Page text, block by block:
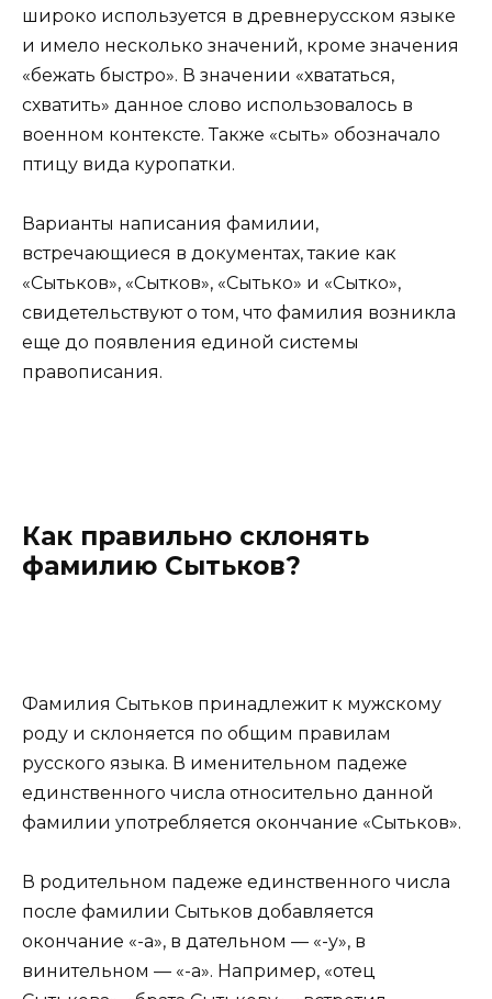
широко используется в древнерусском языке
и имело несколько значений, кроме значения
«бежать быстро». В значении «хвататься,
схватить» данное слово использовалось в
военном контексте. Также «сыть» обозначало
птицу вида куропатки.
Варианты написания фамилии,
встречающиеся в документах, такие как
«Сытьков», «Сытков», «Сытько» и «Сытко»,
свидетельствуют о том, что фамилия возникла
еще до появления единой системы
правописания.
Как правильно склонять
фамилию Сытьков?
Фамилия Сытьков принадлежит к мужскому
роду и склоняется по общим правилам
русского языка. В именительном падеже
единственного числа относительно данной
фамилии употребляется окончание «Сытьков».
В родительном падеже единственного числа
после фамилии Сытьков добавляется
окончание «-а», в дательном — «-у», в
винительном — «-а». Например, «отец